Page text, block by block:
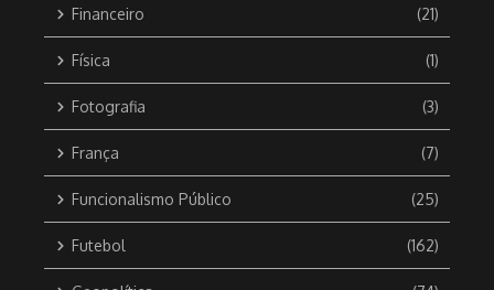
Financeiro (21)
Física (1)
Fotografia (3)
França (7)
Funcionalismo Público (25)
Futebol (162)